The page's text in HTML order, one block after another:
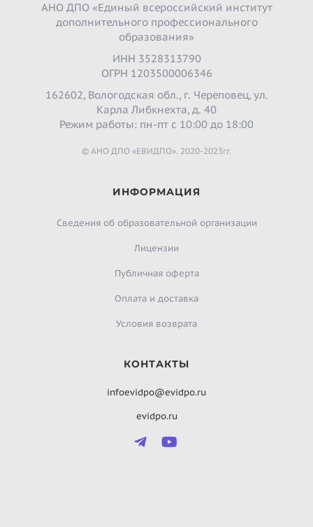
АНО ДПО «Единый всероссийский институт
дополнительного профессионального
образования»
ИНН 3528313790
ОГРН 1203500006346
162602, Вологодская обл., г. Череповец, ул.
Карла Либкнехта, д. 40
Режим работы: пн-пт с 10:00 до 18:00
© АНО ДПО «ЕВИДПО». 2020-2023гг.
ИНФОРМАЦИЯ
Сведения об образовательной организации
Лицензии
Публичная оферта
Оплата и доставка
Условия возврата
КОНТАКТЫ
infoevidpo@evidpo.ru
evidpo.ru